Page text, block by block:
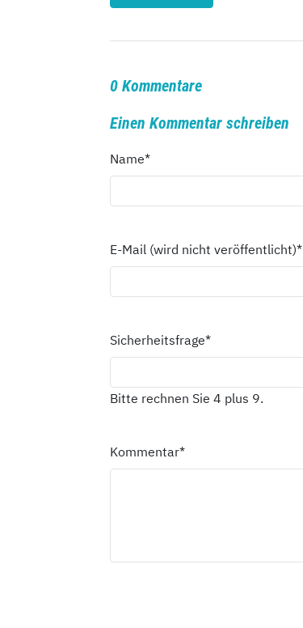
0 Kommentare
Einen Kommentar schreiben
Name*
E-Mail (wird nicht veröffentlicht)*
Sicherheitsfrage*
Bitte rechnen Sie 4 plus 9.
Kommentar*